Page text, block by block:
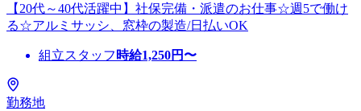
【20代～40代活躍中】社保完備・派遣のお仕事☆週5で働け
る☆アルミサッシ、窓枠の製造/日払いOK
組立スタッフ 時給1,250円〜
勤務地